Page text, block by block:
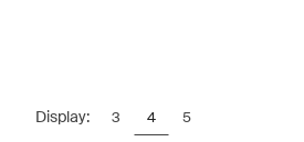
Display: 3 4 5